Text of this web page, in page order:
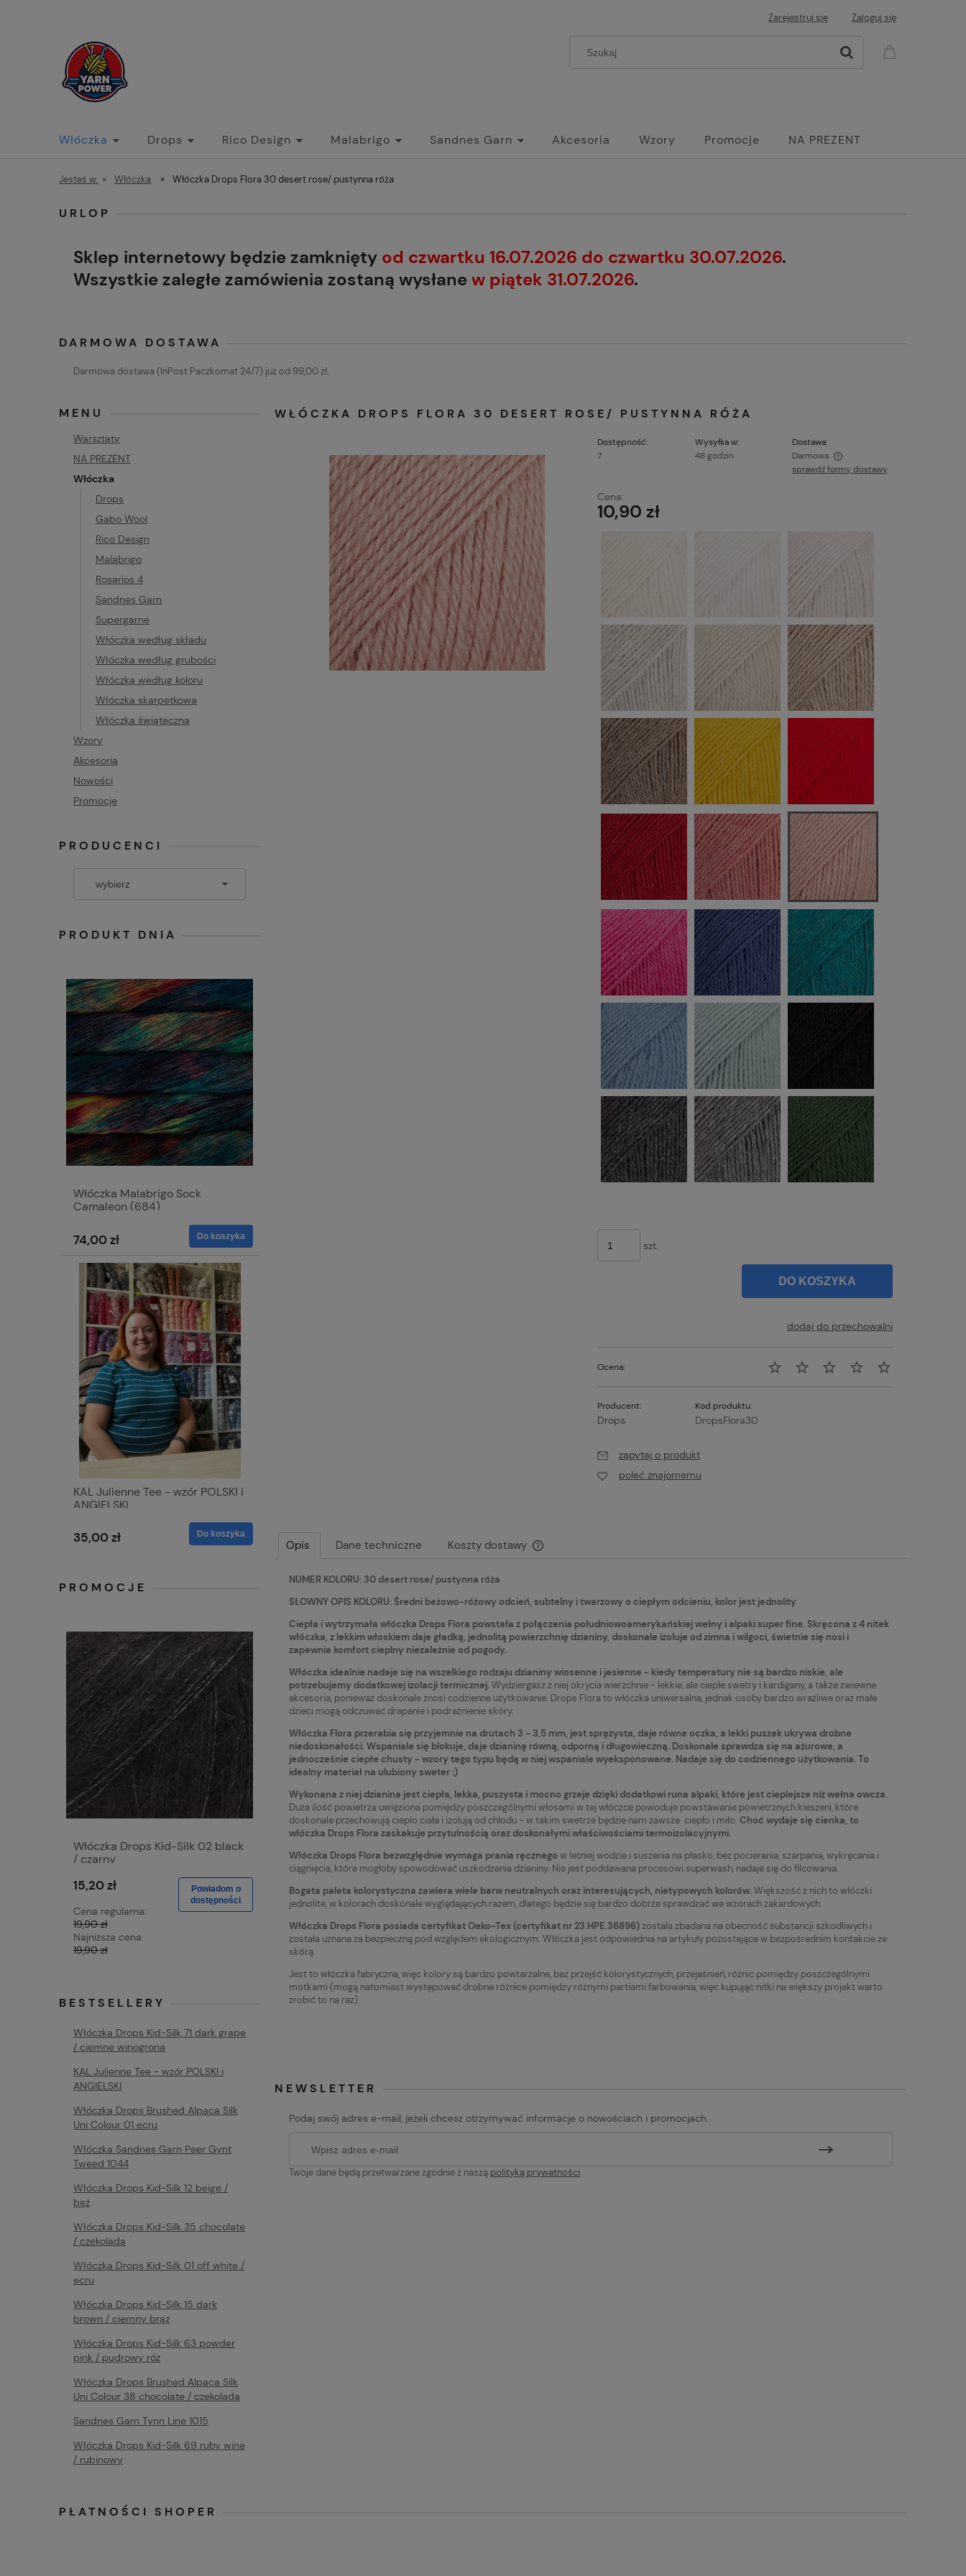
Zarejestruj się Zaloguj się
Włóczka Drops Rico Design Malabrigo Sandnes Garn Akcesoria Wzory Promocje NA PREZENT
Jesteś w: » Włóczka » Włóczka Drops Flora 30 desert rose/ pustynna róża
URLOP
Sklep internetowy będzie zamknięty od czwartku 16.07.2026 do czwartku 30.07.2026.
Wszystkie zaległe zamówienia zostaną wysłanew piątek 31.07.2026.
DARMOWA DOSTAWA
Darmowa dostawa (InPost Paczkomat 24/7) już od 99,00 zł.
MENU
Warsztaty
NA PREZENT
Włóczka
Drops
Gabo Wool
Rico Design
Malabrigo
Rosarios 4
Sandnes Garn
Supergarne
Włóczka według składu
Włóczka według grubości
Włóczka według koloru
Włóczka skarpetkowa
Włóczka świąteczna
Wzory
Akcesoria
Nowości
Promocje
PRODUCENCI
PRODUKT DNIA
Włóczka Malabrigo Sock
Camaleon (684)
74,00 zł Do koszyka
KAL Julienne Tee - wzór POLSKI i
ANGIELSKI
35,00 zł Do koszyka
PROMOCJE
Włóczka Drops Kid-Silk 02 black
/ czarny
15,20 zł
Cena regularna:
19,90 zł
Najniższa cena:
19,90 zł
Powiadom o
dostępności
wine / rubinowy
15,20 zł
Cena regularna:
19,90 zł
Najniższa cena:
19,90 zł
Powiadom o
dostępności
pink / stary róż
15,20 zł
Cena regularna:
19,90 zł
Najniższa cena:
Do koszyka
mint / jasna mięta
15,20 zł
Cena regularna:
19,90 zł
Najniższa cena:
Do koszyka
Najniższa cena:
BESTSELLERY
Włóczka Drops Kid-Silk 71 dark grape
/ ciemne winogrona
KAL Julienne Tee - wzór POLSKI i
ANGIELSKI
Włóczka Drops Brushed Alpaca Silk
Uni Colour 01 ecru
Włóczka Sandnes Garn Peer Gynt
Tweed 1044
Włóczka Drops Kid-Silk 12 beige /
beż
Włóczka Drops Kid-Silk 35 chocolate
/ czekolada
Włóczka Drops Kid-Silk 01 off white /
ecru
Włóczka Drops Kid-Silk 15 dark
brown / ciemny brąz
Włóczka Drops Kid-Silk 63 powder
pink / pudrowy róż
Włóczka Drops Brushed Alpaca Silk
Uni Colour 38 chocolate / czekolada
Sandnes Garn Tynn Line 1015
Włóczka Drops Kid-Silk 69 ruby wine
/ rubinowy
WŁÓCZKA DROPS FLORA 30 DESERT ROSE/ PUSTYNNA RÓŻA
Dostępność:
7
Wysyłka w:
48 godzin
Dostawa:
Darmowa
sprawdź formy dostawy
Cena:
10,90 zł
szt.
DO KOSZYKA
dodaj do przechowalni
Ocena:
Producent:
Drops
Kod produktu:
DropsFlora30
zapytaj o produkt
poleć znajomemu
Opis Dane techniczne Koszty dostawy
płatności
NUMER KOLORU: 30 desert rose/ pustynna róża
SŁOWNY OPIS KOLORU: Średni beżowo-różowy odcień, subtelny i twarzowy o ciepłym odcieniu, kolor jest jednolity
Ciepła i wytrzymała włóczka Drops Flora powstała z połączenia południowoamerykańskiej wełny i alpaki super fine. Skręcona z 4 nitek
włóczka, z lekkim włoskiem daje gładką, jednolitą powierzchnię dzianiny, doskonale izoluje od zimna i wilgoci, świetnie się nosi i
zapewnia komfort cieplny niezależnie od pogody.
Włóczka idealnie nadaje się na wszelkiego rodzaju dzianiny wiosenne i jesienne - kiedy temperatury nie są bardzo niskie, ale
potrzebujemy dodatkowej izolacji termicznej.Wydziergasz z niej okrycia wierzchnie - lekkie, ale ciepłe swetry i kardigany, a także zwiewne
akcesoria, ponieważ doskonale znosi codzienne użytkowanie. Drops Flora to włóczka uniwersalna, jednak osoby bardzo wrażliwe oraz małe
dzieci mogą odczuwać drapanie i podrażnienie skóry.
Włóczka Flora przerabia się przyjemnie na drutach 3 - 3,5 mm, jest sprężysta, daje równe oczka, a lekki puszek ukrywa drobne
niedoskonałości. Wspaniale się blokuje, daje dzianinę równą, odporną i długowieczną. Doskonale sprawdza się na ażurowe, a
jednocześnie ciepłe chusty - wzory tego typu będą w niej wspaniale wyeksponowane. Nadaje się do codziennego użytkowania. To
idealny materiał na ulubiony sweter :)
Wykonana z niej dzianina jest ciepła, lekka, puszysta i mocno grzeje dzięki dodatkowi runa alpaki, które jest cieplejsze niż wełna owcza.
Duża ilość powietrza uwięziona pomiędzy poszczególnymi włosami w tej włóczce powoduje powstawanie powietrznych kieszeni, które
doskonale przechowują ciepło ciała i izolują od chłodu - w takim swetrze będzie nam zawsze ciepło i miło. Choć wydaje się cienka, to
włóczka Drops Flora zaskakuje przytulnością oraz doskonałymi właściwościami termoizolacyjnymi.
Włóczka Drops Flora bezwzględnie wymaga prania ręcznego w letniej wodzie i suszenia na płasko, bez pocierania, szarpania, wykręcania i
ciągnięcia, które mogłoby spowodować uszkodzenia dzianiny. Nie jest poddawana procesowi superwash, nadaje się do filcowania.
Bogata paleta kolorystyczna zawiera wiele barw neutralnych oraz interesujących, nietypowych kolorów.Większość z nich to włóczki
jednolite, w kolorach doskonale wyglądających razem, dlatego będzie się bardzo dobrze sprawdzać we wzorach żakardowych.
Włóczka Drops Flora posiada certyfikat Oeko-Tex (certyfikat nr 23.HPE.36896)została zbadana na obecność substancji szkodliwych i
została uznana za bezpieczną pod względem ekologicznym. Włóczka jest odpowiednia na artykuły pozostające w bezpośrednim kontakcie ze
skórą.
Jest to włóczka fabryczna, więc kolory są bardzo powtarzalne, bez przejść kolorystycznych, przejaśnień, różnic pomiędzy poszczególnymi
motkami (mogą natomiast występować drobne różnice pomiędzy różnymi partiami farbowania, więc kupując nitki na większy projekt warto
zrobić to na raz).
NEWSLETTER
Podaj swój adres e-mail, jeżeli chcesz otrzymywać informacje o nowościach i promocjach.
Twoje dane będą przetwarzane zgodnie z naszą polityką prywatności
PŁATNOŚCI SHOPER